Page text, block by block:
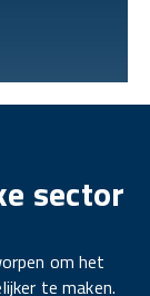
sector
om het
te maken.